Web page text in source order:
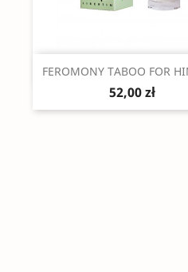
Szybki
FEROMONY TABOO FOR
52,00 zł